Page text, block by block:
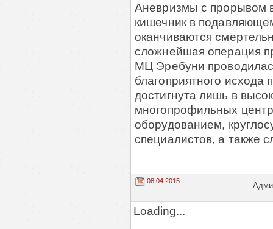
Аневризмы с прорывом
кишечник в
оканчиваются
сложнейшая операция
МЦ Эребуни
благоприятного исхода
достигнута лишь в
многопрофильных
оборудованием,
специалистов, а
08.04.2015
Loading...